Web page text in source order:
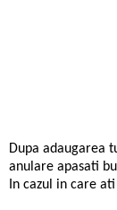
Dupa adaugarea
anulare apasati
In cazul in care